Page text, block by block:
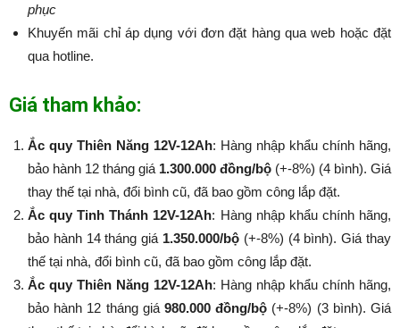
phục
Khuyến mãi chỉ áp dụng với đơn đặt hàng qua web hoặc đặt
qua hotline.
Giá tham khảo:
Ắc quy Thiên Năng 12V-12Ah: Hàng nhập khẩu chính hãng,
bảo hành 12 tháng giá 1.300.000 đồng/bộ (+-8%) (4 bình). Giá
thay thế tại nhà, đổi bình cũ, đã bao gồm công lắp đặt.
Ắc quy Tinh Thánh 12V-12Ah: Hàng nhập khẩu chính hãng,
bảo hành 14 tháng giá 1.350.000/bộ (+-8%​​​​​​​) (4 bình). Giá thay
thế tại nhà, đổi bình cũ, đã bao gồm công lắp đặt.
Ắc quy Thiên Năng 12V-12Ah: Hàng nhập khẩu chính hãng,
bảo hành 12 tháng giá 980.000 đồng/bộ (+-8%​​​​​​​) (3 bình). Giá